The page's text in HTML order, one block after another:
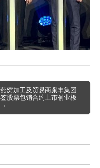
燕窝加工及贸易商巢丰集团
签股票包销合约上市创业板
→